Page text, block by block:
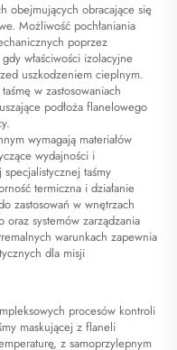
obejmujących obracające się
Możliwość pochłaniania
poprzez
właściwości izolacyjne
uszkodzeniem cieplnym.
w zastosowaniach
podłoża flanelowego
wymagają materiałów
wydajności i
taśmy
termiczna i działanie
zastosowań w wnętrzach
systemów zarządzania
warunkach zapewnia
dla misji
procesów kontroli
maskującej z flaneli
z samoprzylepnym